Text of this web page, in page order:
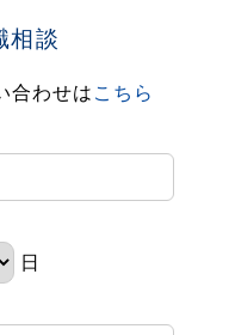
相談
合わせは こちら
日